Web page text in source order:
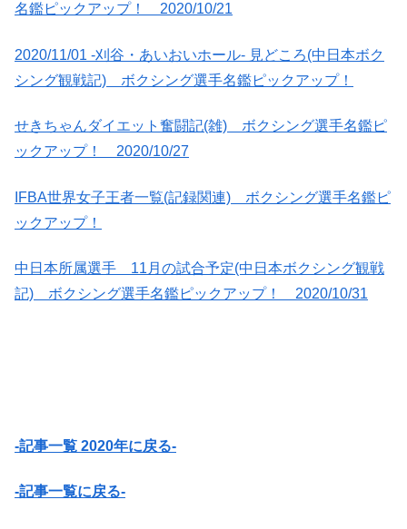
名鑑ピックアップ！ 2020/10/21
2020/11/01 -刈谷・あいおいホール- 見どころ(中日本ボク
シング観戦記) ボクシング選手名鑑ピックアップ！
せきちゃんダイエット奮闘記(雑) ボクシング選手名鑑ピ
ックアップ！ 2020/10/27
IFBA世界女子王者一覧(記録関連) ボクシング選手名鑑ピ
ックアップ！
中日本所属選手 11月の試合予定(中日本ボクシング観戦
記) ボクシング選手名鑑ピックアップ！ 2020/10/31
-記事一覧 2020年に戻る-
-記事一覧に戻る-